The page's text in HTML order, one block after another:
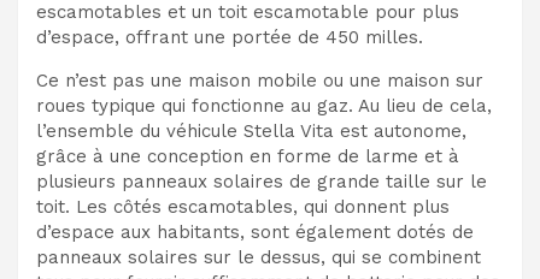
escamotables et un toit escamotable pour plus
d’espace, offrant une portée de 450 milles.
Ce n’est pas une maison mobile ou une maison sur
roues typique qui fonctionne au gaz. Au lieu de cela,
l’ensemble du véhicule Stella Vita est autonome,
grâce à une conception en forme de larme et à
plusieurs panneaux solaires de grande taille sur le
toit. Les côtés escamotables, qui donnent plus
d’espace aux habitants, sont également dotés de
panneaux solaires sur le dessus, qui se combinent